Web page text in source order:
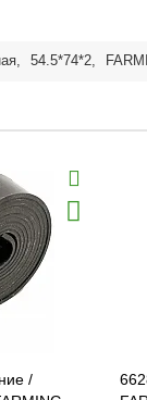
, 54.5*74*2,
/